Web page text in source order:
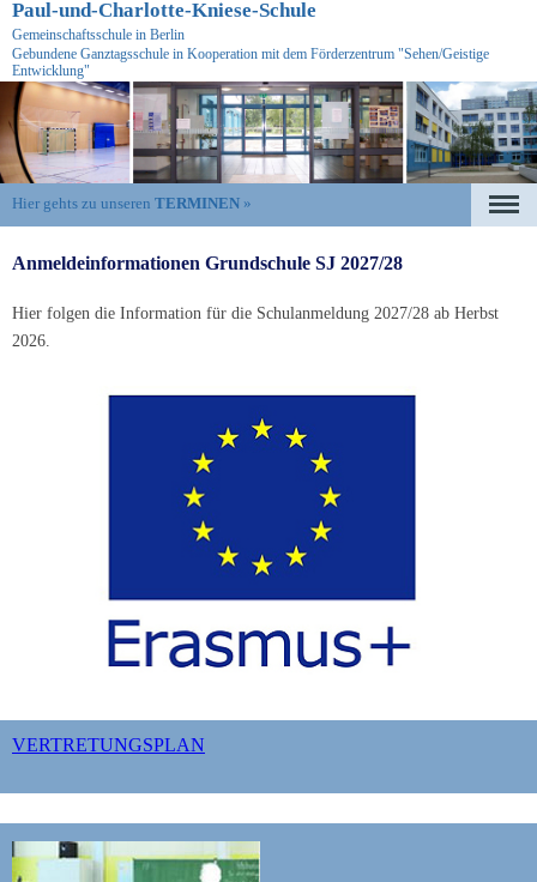
Paul-und-Charlotte-Kniese-Schule
Gemeinschaftsschule in Berlin
Gebundene Ganztagsschule in Kooperation mit dem Förderzentrum "Sehen/Geistige
Entwicklung"
Hier gehts zu unseren TERMINEN »
Anmeldeinformationen Grundschule SJ 2027/28
Hier folgen die Information für die Schulanmeldung 2027/28 ab Herbst
2026.
VERTRETUNGSPLAN